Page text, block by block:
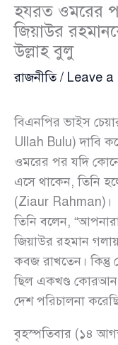
হযরত ওমরের
জিয়াউর
উল্লাহ বুলু
রাজনীতি/ Leave a
বিএনপির ভাইস
Ullah Bulu) দাবি
ওমরের পর যদি
এসে থাকেন, তিনি
(Ziaur Rahman)।
তিনি বলেন,
জিয়াউর রহমান
কবজ রাখতেন।
ছিল একখণ্ড
দেশ পরিচালনা
বৃহস্পতিবার (১৪